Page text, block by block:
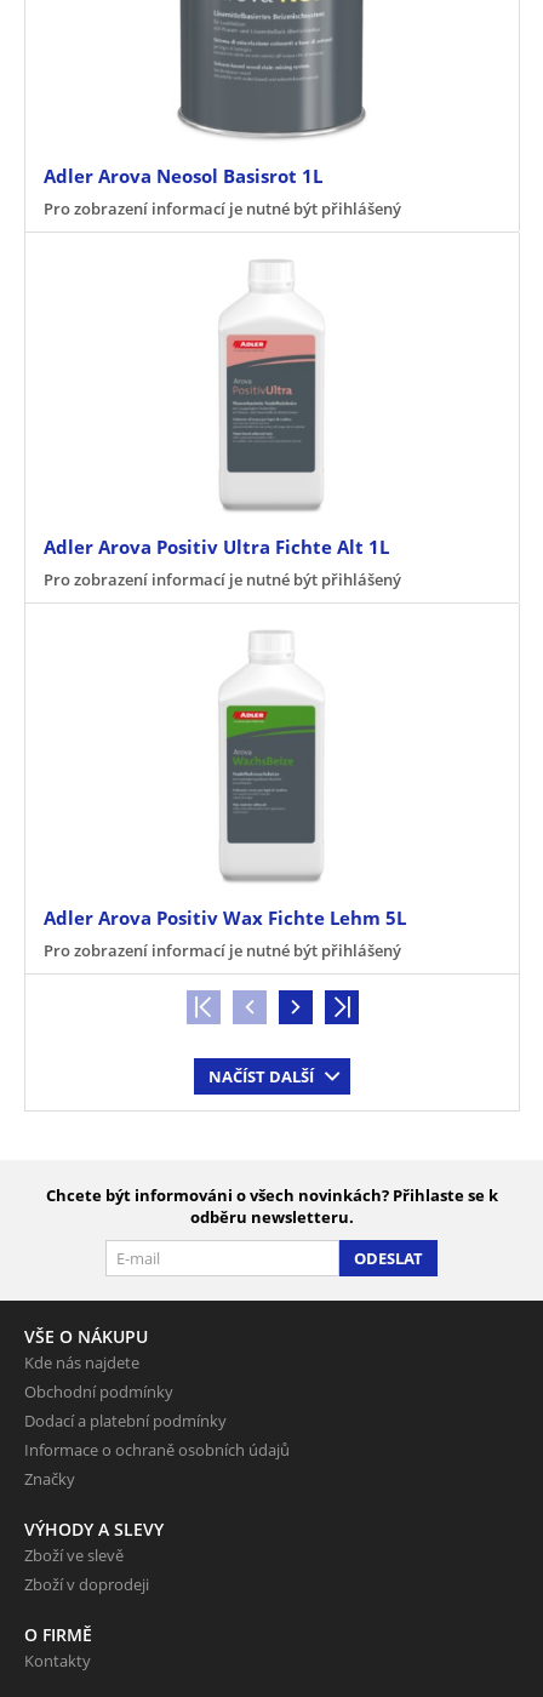
Adler Arova Neosol Basisrot 1L
Pro zobrazení informací je nutné být přihlášený
Adler Arova Positiv Ultra Fichte Alt 1L
Pro zobrazení informací je nutné být přihlášený
Adler Arova Positiv Wax Fichte Lehm 5L
Pro zobrazení informací je nutné být přihlášený
NAČÍST DALŠÍ
Chcete být informováni o všech novinkách? Přihlaste se k
odběru newsletteru.
ODESLAT
VŠE O NÁKUPU
Kde nás najdete
Obchodní podmínky
Dodací a platební podmínky
Informace o ochraně osobních údajů
Značky
VÝHODY A SLEVY
Zboží ve slevě
Zboží v doprodeji
O FIRMĚ
Kontakty